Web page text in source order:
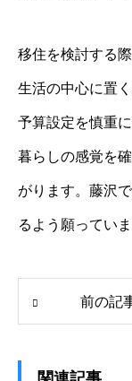
移住を検討する
生活の中心に置
予算設定を慎重
暮らしの感覚を
がります。藤沢
るよう願っていま
前の記